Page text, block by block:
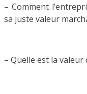
– Comment
sa juste valeur
– Quelle est la